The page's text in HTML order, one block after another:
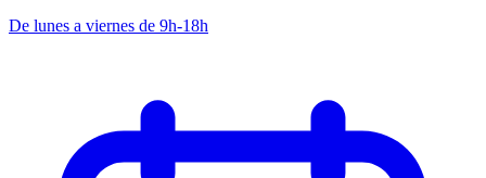
De lunes a viernes de 9h-18h